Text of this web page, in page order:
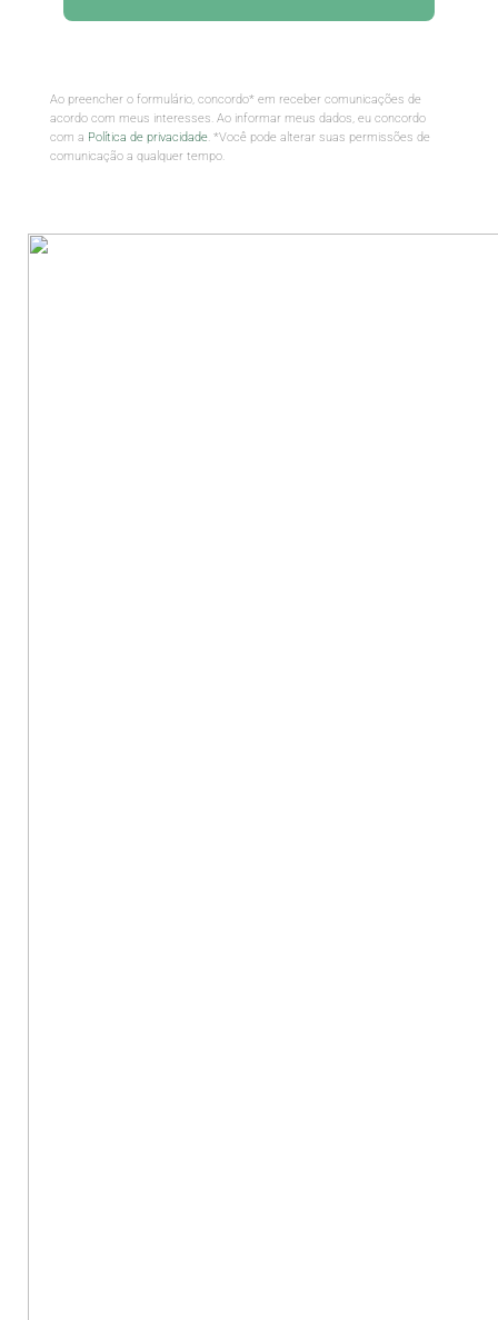
Ao preencher o formulário, concordo* em receber comunicações de
acordo com meus interesses. Ao informar meus dados, eu concordo
com a Política de privacidade. *Você pode alterar suas permissões de
comunicação a qualquer tempo.